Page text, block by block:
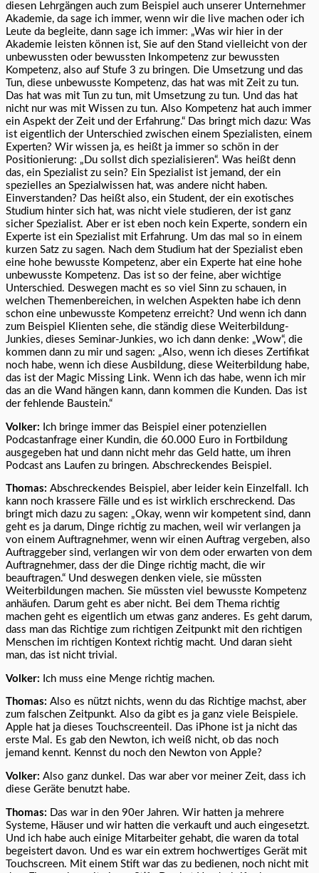
diesen Lehrgängen auch zum Beispiel auch unserer Unternehmer
Akademie, da sage ich immer, wenn wir die live machen oder ich
Leute da begleite, dann sage ich immer: „Was wir hier in der
Akademie leisten können ist, Sie auf den Stand vielleicht von der
unbewussten oder bewussten Inkompetenz zur bewussten
Kompetenz, also auf Stufe 3 zu bringen. Die Umsetzung und das
Tun, diese unbewusste Kompetenz, das hat was mit Zeit zu tun.
Das hat was mit Tun zu tun, mit Umsetzung zu tun. Und das hat
nicht nur was mit Wissen zu tun. Also Kompetenz hat auch immer
ein Aspekt der Zeit und der Erfahrung.“ Das bringt mich dazu: Was
ist eigentlich der Unterschied zwischen einem Spezialisten, einem
Experten? Wir wissen ja, es heißt ja immer so schön in der
Positionierung: „Du sollst dich spezialisieren“. Was heißt denn
das, ein Spezialist zu sein? Ein Spezialist ist jemand, der ein
spezielles an Spezialwissen hat, was andere nicht haben.
Einverstanden? Das heißt also, ein Student, der ein exotisches
Studium hinter sich hat, was nicht viele studieren, der ist ganz
sicher Spezialist. Aber er ist eben noch kein Experte, sondern ein
Experte ist ein Spezialist mit Erfahrung. Um das mal so in einem
kurzen Satz zu sagen. Nach dem Studium hat der Spezialist eben
eine hohe bewusste Kompetenz, aber ein Experte hat eine hohe
unbewusste Kompetenz. Das ist so der feine, aber wichtige
Unterschied. Deswegen macht es so viel Sinn zu schauen, in
welchen Themenbereichen, in welchen Aspekten habe ich denn
schon eine unbewusste Kompetenz erreicht? Und wenn ich dann
zum Beispiel Klienten sehe, die ständig diese Weiterbildung-
Junkies, dieses Seminar-Junkies, wo ich dann denke: „Wow“, die
kommen dann zu mir und sagen: „Also, wenn ich dieses Zertifikat
noch habe, wenn ich diese Ausbildung, diese Weiterbildung habe,
das ist der Magic Missing Link. Wenn ich das habe, wenn ich mir
das an die Wand hängen kann, dann kommen die Kunden. Das ist
der fehlende Baustein.“
Volker: Ich bringe immer das Beispiel einer potenziellen
Podcastanfrage einer Kundin, die 60.000 Euro in Fortbildung
ausgegeben hat und dann nicht mehr das Geld hatte, um ihren
Podcast ans Laufen zu bringen. Abschreckendes Beispiel.
Thomas: Abschreckendes Beispiel, aber leider kein Einzelfall. Ich
kann noch krassere Fälle und es ist wirklich erschreckend. Das
bringt mich dazu zu sagen: „Okay, wenn wir kompetent sind, dann
geht es ja darum, Dinge richtig zu machen, weil wir verlangen ja
von einem Auftragnehmer, wenn wir einen Auftrag vergeben, also
Auftraggeber sind, verlangen wir von dem oder erwarten von dem
Auftragnehmer, dass der die Dinge richtig macht, die wir
beauftragen.“ Und deswegen denken viele, sie müssten
Weiterbildungen machen. Sie müssten viel bewusste Kompetenz
anhäufen. Darum geht es aber nicht. Bei dem Thema richtig
machen geht es eigentlich um etwas ganz anderes. Es geht darum,
dass man das Richtige zum richtigen Zeitpunkt mit den richtigen
Menschen im richtigen Kontext richtig macht. Und daran sieht
man, das ist nicht trivial.
Volker: Ich muss eine Menge richtig machen.
Thomas: Also es nützt nichts, wenn du das Richtige machst, aber
zum falschen Zeitpunkt. Also da gibt es ja ganz viele Beispiele.
Apple hat ja dieses Touchscreenteil. Das iPhone ist ja nicht das
erste Mal. Es gab den Newton, ich weiß nicht, ob das noch
jemand kennt. Kennst du noch den Newton von Apple?
Volker: Also ganz dunkel. Das war aber vor meiner Zeit, dass ich
diese Geräte benutzt habe.
Thomas: Das war in den 90er Jahren. Wir hatten ja mehrere
Systeme, Häuser und wir hatten die verkauft und auch eingesetzt.
Und ich habe auch einige Mitarbeiter gehabt, die waren da total
begeistert davon. Und es war ein extrem hochwertiges Gerät mit
Touchscreen. Mit einem Stift war das zu bedienen, noch nicht mit